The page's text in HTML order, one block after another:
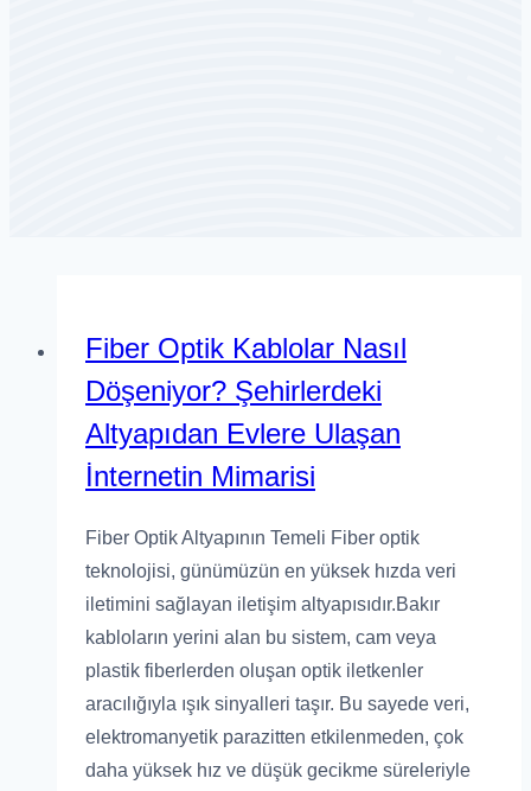
Fiber Optik Kablolar Nasıl
Döşeniyor? Şehirlerdeki
Altyapıdan Evlere Ulaşan
İnternetin Mimarisi
Fiber Optik Altyapının Temeli Fiber optik
teknolojisi, günümüzün en yüksek hızda veri
iletimini sağlayan iletişim altyapısıdır.Bakır
kabloların yerini alan bu sistem, cam veya
plastik fiberlerden oluşan optik iletkenler
aracılığıyla ışık sinyalleri taşır. Bu sayede veri,
elektromanyetik parazitten etkilenmeden, çok
daha yüksek hız ve düşük gecikme süreleriyle